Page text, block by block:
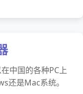
中国的各种PC上
还是Mac系统。